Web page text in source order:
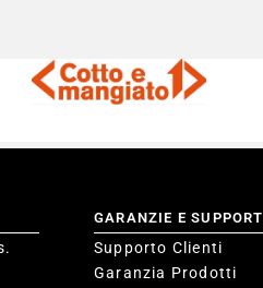
GARANZIE E
Supporto Clienti
Garanzia Prodotti